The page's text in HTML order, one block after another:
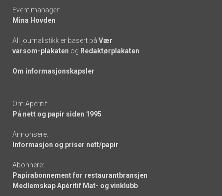
Event manager:
Mina Hovden
All journalistikk er basert på Vær
varsom-plakaten og Redaktørplakaten
Om informasjonskapsler
Om Apéritif:
På nett og papir siden 1995
Annonsere:
Informasjon og priser nett/papir
Abonnere:
Papirabonnement for restaurantbransjen
Medlemskap Apéritif Mat- og vinklubb